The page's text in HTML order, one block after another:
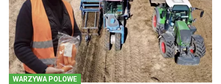
WARZYWA POLOWE